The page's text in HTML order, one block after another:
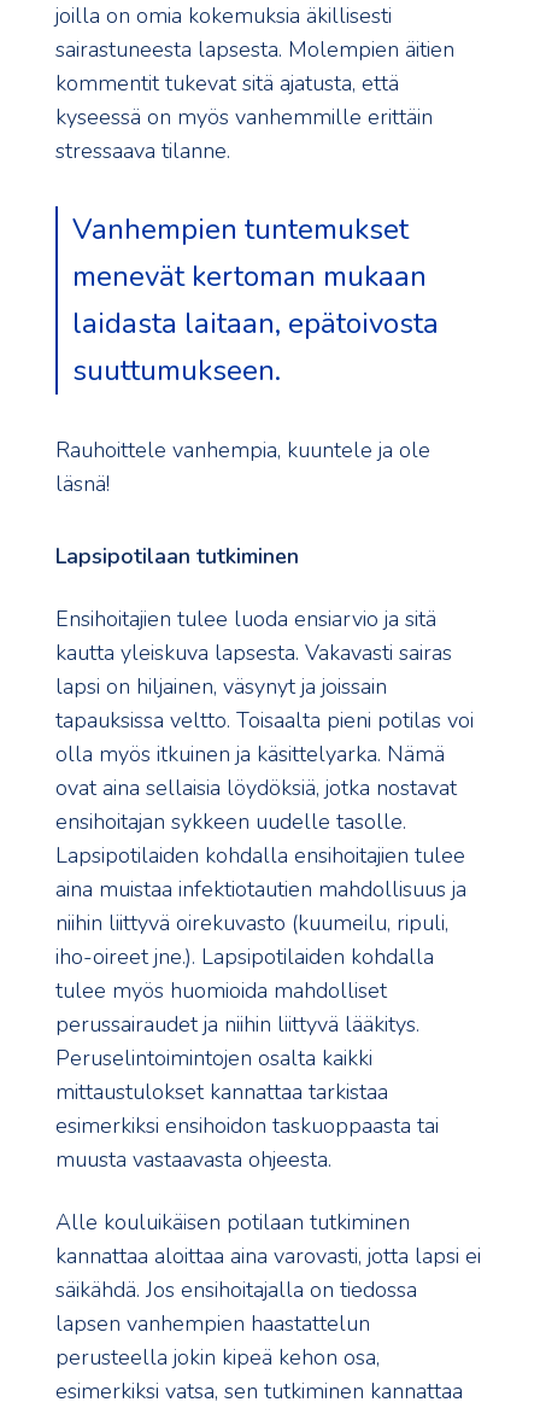
joilla on omia kokemuksia äkillisesti
sairastuneesta lapsesta. Molempien äitien
kommentit tukevat sitä ajatusta, että
kyseessä on myös vanhemmille erittäin
stressaava tilanne.
Vanhempien tuntemukset
menevät kertoman mukaan
laidasta laitaan, epätoivosta
suuttumukseen.
Rauhoittele vanhempia, kuuntele ja ole
läsnä!
Lapsipotilaan tutkiminen
Ensihoitajien tulee luoda ensiarvio ja sitä
kautta yleiskuva lapsesta. Vakavasti sairas
lapsi on hiljainen, väsynyt ja joissain
tapauksissa veltto. Toisaalta pieni potilas voi
olla myös itkuinen ja käsittelyarka. Nämä
ovat aina sellaisia löydöksiä, jotka nostavat
ensihoitajan sykkeen uudelle tasolle.
Lapsipotilaiden kohdalla ensihoitajien tulee
aina muistaa infektiotautien mahdollisuus ja
niihin liittyvä oirekuvasto (kuumeilu, ripuli,
iho-oireet jne.). Lapsipotilaiden kohdalla
tulee myös huomioida mahdolliset
perussairaudet ja niihin liittyvä lääkitys.
Peruselintoimintojen osalta kaikki
mittaustulokset kannattaa tarkistaa
esimerkiksi ensihoidon taskuoppaasta tai
muusta vastaavasta ohjeesta.
Alle kouluikäisen potilaan tutkiminen
kannattaa aloittaa aina varovasti, jotta lapsi ei
säikähdä. Jos ensihoitajalla on tiedossa
lapsen vanhempien haastattelun
perusteella jokin kipeä kehon osa,
esimerkiksi vatsa, sen tutkiminen kannattaa